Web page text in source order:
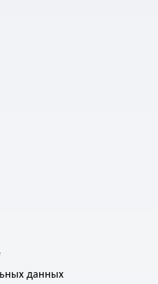
данных